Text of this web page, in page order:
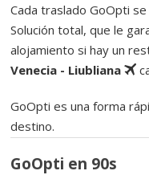
Cada traslado GoOpti
Solución total, que le
alojamiento si hay un
Venecia - Liubliana
GoOpti es una forma
destino.
GoOpti en 90s